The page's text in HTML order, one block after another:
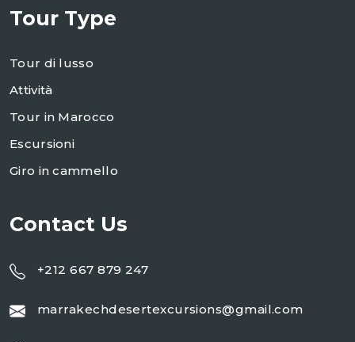
Tour Type
Tour di lusso
Attività
Tour in Marocco
Escursioni
Giro in cammello
Contact Us
+212 667 879 247
marrakechdesertexcursions@gmail.com